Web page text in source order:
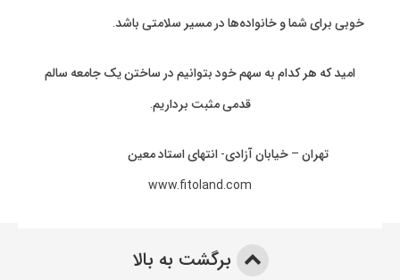
خوبی برای شما و خانواده‌ها در مسیر سلامتی باشد.
امید که هر کدام به سهم خود بتوانیم در ساختن یک جامعه سالم
قدمی مثبت برداریم.
تهران – خیابان آزادی- انتهای استاد معین
www.fitoland.com
برگشت به بالا